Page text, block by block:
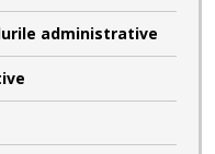
administrative